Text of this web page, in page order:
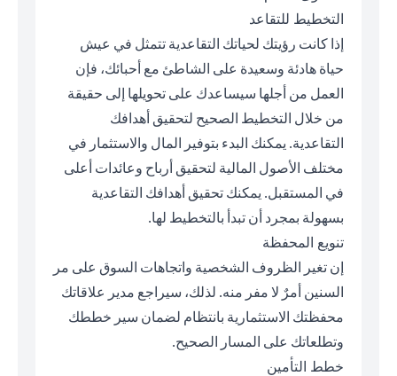
التخطيط للتقاعد
إذا كانت رؤيتك لحياتك التقاعدية تتمثل في عيش
حياة هادئة وسعيدة على الشاطئ مع أحبائك، فإن
العمل من أجلها سيساعدك على تحويلها إلى حقيقة
من خلال التخطيط الصحيح لتحقيق أهدافك
التقاعدية. يمكنك البدء بتوفير المال والاستثمار في
مختلف الأصول المالية لتحقيق أرباح وعائدات أعلى
في المستقبل. يمكنك تحقيق أهدافك التقاعدية
بسهولة بمجرد أن تبدأ بالتخطيط لها.
تنويع المحفظة
إن تغير الظروف الشخصية واتجاهات السوق على مر
السنين أمرٌ لا مفر منه. لذلك، سيراجع مدير علاقاتك
محفظتك الاستثمارية بانتظام لضمان سير خططك
وتطلعاتك على المسار الصحيح.
خطط التأمين